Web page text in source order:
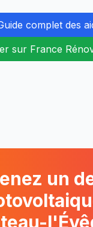
complet des
sur France
un